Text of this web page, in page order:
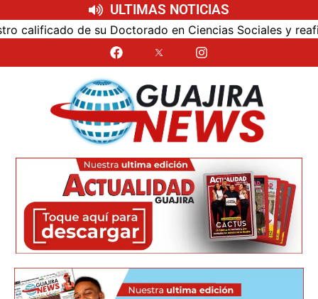
ULTIMAS NOTICIAS
de su Doctorado en Ciencias Sociales y